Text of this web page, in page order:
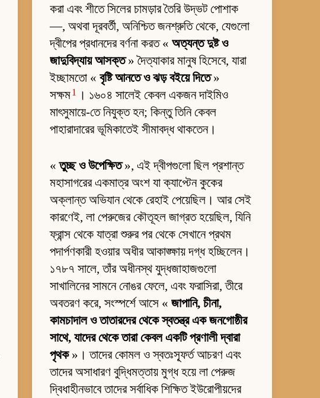
করা এবং শীতে সিলের চামড়ার তৈরি উদ্ভট পোশাক
—, অথবা দূরবর্তী, অনিশ্চিত জনশ্রুতি থেকে, যেগুলো
দ্বীপের প্রধানদের বর্ণনা করত «অত্যন্ত দুষ্ট ও
জাদুবিদ্যায় আসক্ত» দৈত্যাকার মানুষ হিসেবে, যারা
ইচ্ছামতো «বৃষ্টি আনতে ও ঝড় বইয়ে দিতে»
সক্ষম1
। ১৬০৪ সালেই কেবল একজন দাইমিও
মাৎসুমায়ে-তে নিযুক্ত হন; কিন্তু তিনি কেবল
পাহারাদারের ভূমিকাতেই সীমাবদ্ধ থাকতেন।
«তুচ্ছ ও উপেক্ষিত», এই দ্বীপগুলো ছিল প্রশান্ত
মহাসাগরের একমাত্র অংশ যা ক্যাপ্টেন কুকের
অক্লান্ত অভিযান থেকে রেহাই পেয়েছিল। আর সেই
কারণেই, লা পেরুজের কৌতূহল জাগ্রত হয়েছিল, যিনি
ফ্রান্স থেকে যাত্রা শুরুর পর থেকে সেখানে প্রথম
পদার্পণকারী হওয়ার অধীর আকাঙ্ক্ষায় দগ্ধ হচ্ছিলেন।
১৭৮৭ সালে, তাঁর অধীনস্থ যুদ্ধজাহাজগুলো
সাখালিনের সামনে নোঙর ফেলে, এবং ফরাসিরা, তীরে
অবতরণ করে, সংস্পর্শে আসে «জাপানি, চীনা,
কামচাদাল ও তাতারদের থেকে স্বতন্ত্র এক জনগোষ্ঠীর
সাথে, যাদের থেকে তারা কেবল একটি প্রণালী দ্বারা
পৃথক»। তাদের কোমল ও স্বতঃস্ফূর্ত আচরণ এবং
তাদের অসাধারণ বুদ্ধিমত্তায় মুগ্ধ হয়ে লা পেরুজ
দ্বিধাহীনভাবে তাদের সর্বাধিক শিক্ষিত ইউরোপীয়দের